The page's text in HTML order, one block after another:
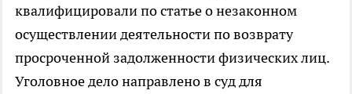
квалифицировали по статье о незаконном
осуществлении деятельности по возврату
просроченной задолженности физических лиц.
Уголовное дело направлено в суд для